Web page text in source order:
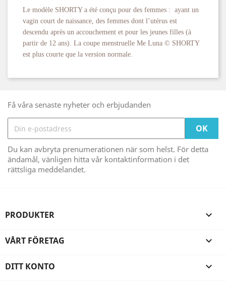
Le modèle SHORTY a été conçu pour des femmes : ayant un
vagin court de naissance, des femmes dont l’utérus est
descendu après un accouchement et pour les jeunes filles (à
partir de 12 ans). La coupe menstruelle Me Luna © SHORTY
est plus courte que la version normale.
Få våra senaste nyheter och erbjudanden
Du kan avbryta prenumerationen när som helst. För detta
ändamål, vänligen hitta vår kontaktinformation i det
rättsliga meddelandet.
PRODUKTER 
VÅRT FÖRETAG 
DITT KONTO 